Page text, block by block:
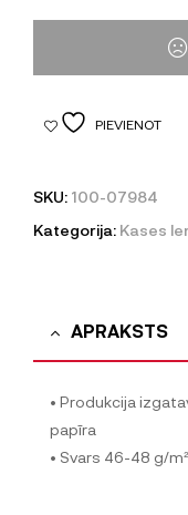
PIEVIENOT
SKU: 100-07984
Kategorija: Kases
APRAKSTS
• Produkcija
papīra
• Svars 46-48 g/m²